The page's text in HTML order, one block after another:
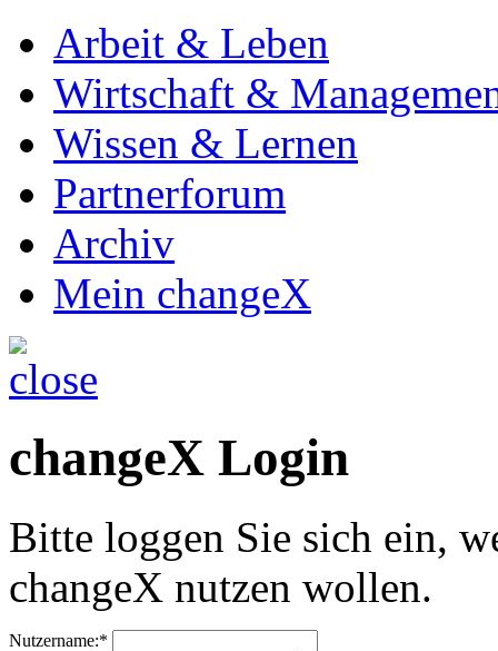
Arbeit & Leben
Wirtschaft &
Wissen & Lernen
Partnerforum
Archiv
Mein changeX
changeX Login
Bitte loggen Sie sich ein,
changeX nutzen wollen.
Nutzername:*